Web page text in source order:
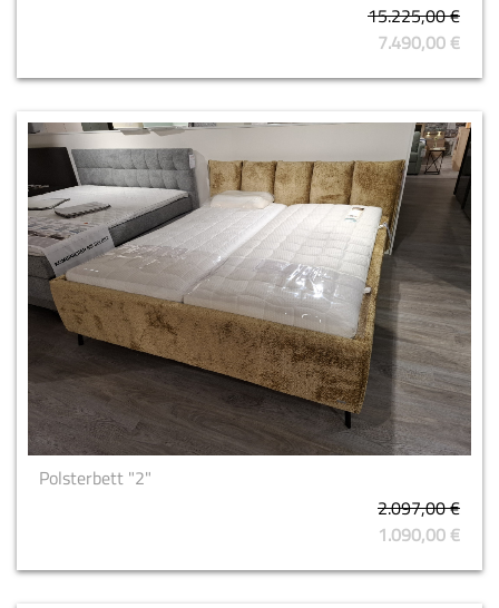
15.225,00 €
7.490,00 €
Polsterbett "2"
2.097,00 €
1.090,00 €